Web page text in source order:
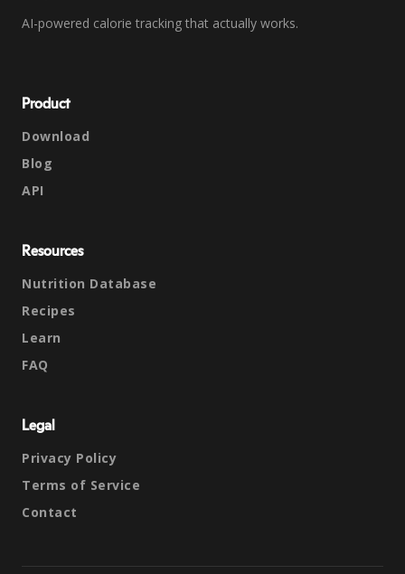
AI-powered calorie tracking that actually works.
Product
Download
Blog
API
Resources
Nutrition Database
Recipes
Learn
FAQ
Legal
Privacy Policy
Terms of Service
Contact